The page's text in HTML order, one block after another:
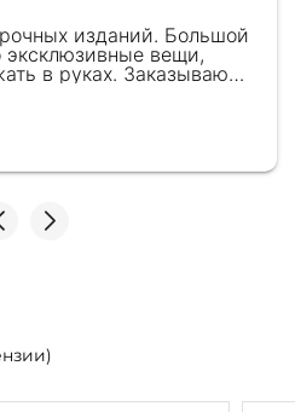
изданий. Большой
эксклюзивные вещи,
в руках. Заказываю
бизнес-партнеров,
— от общения с
самих книг.